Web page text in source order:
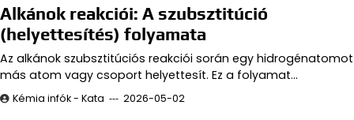
Alkánok reakciói: A szubsztitúció
(helyettesítés) folyamata
Az alkánok szubsztitúciós reakciói során egy hidrogénatomot
más atom vagy csoport helyettesít. Ez a folyamat…
Kémia infók - Kata 2026-05-02